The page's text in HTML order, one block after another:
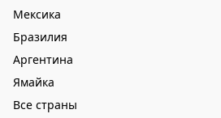
Мексика
Бразилия
Аргентина
Ямайка
Все страны